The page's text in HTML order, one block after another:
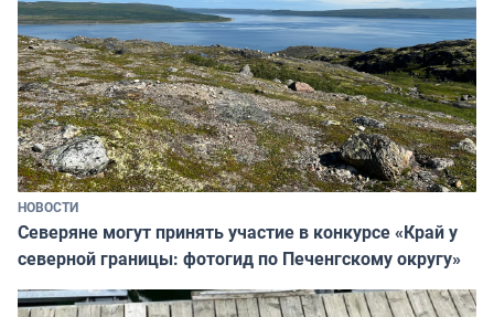
НОВОСТИ
Северяне могут принять участие в конкурсе «Край у
северной границы: фотогид по Печенгскому округу»